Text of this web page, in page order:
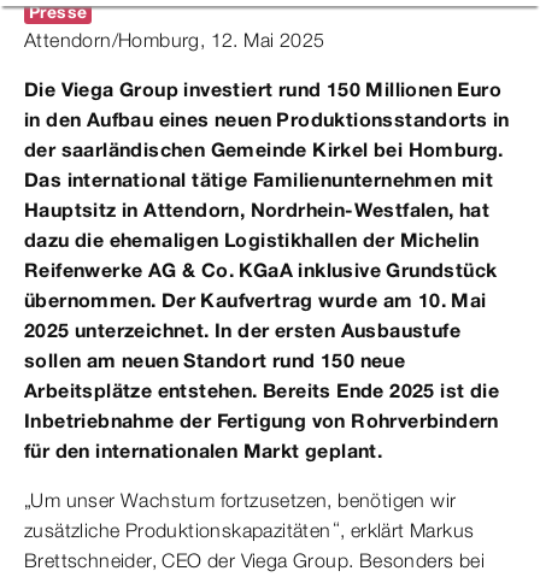
Presse
Attendorn/Homburg, 12. Mai 2025
Die Viega Group investiert rund 150 Millionen Euro
in den Aufbau eines neuen Produktionsstandorts in
der saarländischen Gemeinde Kirkel bei Homburg.
Das international tätige Familienunternehmen mit
Hauptsitz in Attendorn, Nordrhein-Westfalen, hat
dazu die ehemaligen Logistikhallen der Michelin
Reifenwerke AG & Co. KGaA inklusive Grundstück
übernommen. Der Kaufvertrag wurde am 10. Mai
2025 unterzeichnet. In der ersten Ausbaustufe
sollen am neuen Standort rund 150 neue
Arbeitsplätze entstehen. Bereits Ende 2025 ist die
Inbetriebnahme der Fertigung von Rohrverbindern
für den internationalen Markt geplant.
„Um unser Wachstum fortzusetzen, benötigen wir
zusätzliche Produktionskapazitäten“, erklärt Markus
Brettschneider, CEO der Viega Group. Besonders bei